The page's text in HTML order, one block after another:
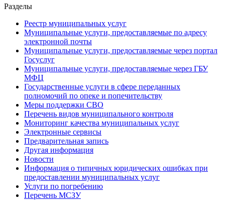
Разделы
Реестр муниципальных услуг
Муниципальные услуги, предоставляемые по адресу
электронной почты
Муниципальные услуги, предоставляемые через портал
Госуслуг
Муниципальные услуги, предоставляемые через ГБУ
МФЦ
Государственные услуги в сфере переданных
полномочий по опеке и попечительству
Меры поддержки СВО
Перечень видов муниципального контроля
Мониторинг качества муниципальных услуг
Электронные сервисы
Предварительная запись
Другая информация
Новости
Информация о типичных юридических ошибках при
предоставлении муниципальных услуг
Услуги по погребению
Перечень МСЗУ